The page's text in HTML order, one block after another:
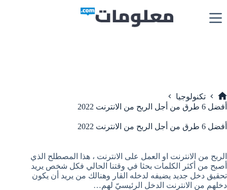
إلى
المحتوى
الرئيسية
تكنولوجيا
أفضل 6 طرق من أجل الربح من الانترنت 2022
أفضل 6 طرق من أجل الربح من الانترنت 2022
الربح من الانترنت او العمل على الانترنت ، هذا المصطلح الذي
أصبح من أكثر الكلمات بحثا في وقتنا الحالي فكل شخص يريد
تحقيق دخل جديد يضيفه لدخله القار وهنالك من يريد أن يكون
دخلهم من الانترنت الدخل الرئيسيّ لهم…